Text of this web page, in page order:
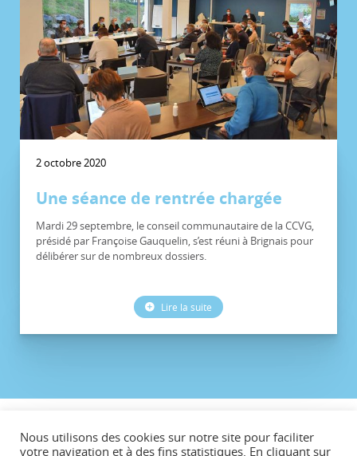
2 octobre 2020
Une séance de rentrée chargée
Mardi 29 septembre, le conseil communautaire de la CCVG,
présidé par Françoise Gauquelin, s’est réuni à Brignais pour
délibérer sur de nombreux dossiers.
Lire la suite
Plan du site
Nous utilisons des cookies sur notre site pour faciliter
votre navigation et à des fins statistiques. En cliquant sur